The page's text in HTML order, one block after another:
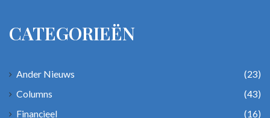
CATEGORIEËN
Ander Nieuws
(23)
Columns
(43)
Financieel
(16)